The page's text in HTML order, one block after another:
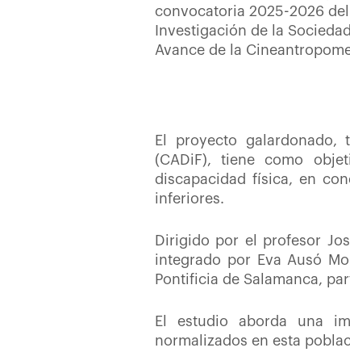
convocatoria 2025-2026
Investigación de la
Avance de la
El proyecto galardonado,
(CADiF), tiene como
discapacidad física, en
inferiores.
Dirigido por el profesor
integrado por Eva Ausó
Pontificia de Salamanca,
El estudio aborda una
normalizados en esta